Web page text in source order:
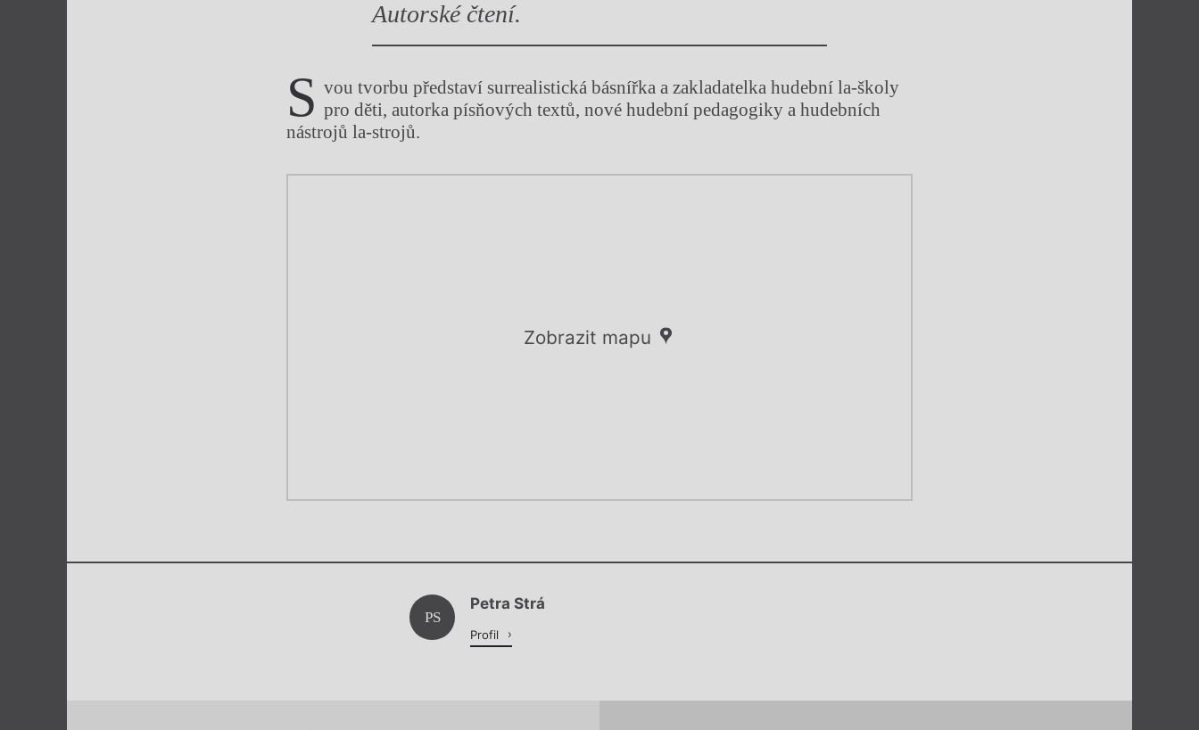
Výroční cenyAutorské čtení.
S vou tvorbu představí surrealistická básnířka a zakladatelka hudební la-školy
pro děti, autorka písňových textů, nové hudební pedagogiky a hudebních
nástrojů la-strojů.
Zobrazit mapu
Chviličku.
PS
Petra Strá
Profil